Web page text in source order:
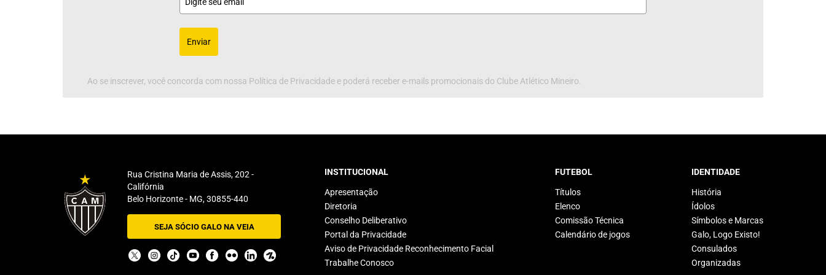
Enviar
Ao se inscrever, você concorda com nossa Política de Privacidade e poderá receber e-mails promocionais do Clube Atlético Mineiro.
Rua Cristina Maria de Assis, 202 -
Califórnia
Belo Horizonte - MG, 30855-440
SEJA SÓCIO GALO NA VEIA
INSTITUCIONAL
Apresentação
Diretoria
Conselho Deliberativo
Portal da Privacidade
Aviso de Privacidade Reconhecimento Facial
Trabalhe Conosco
FUTEBOL
Títulos
Elenco
Comissão Técnica
Calendário de jogos
IDENTIDADE
História
Ídolos
Símbolos e Marcas
Galo, Logo Existo!
Consulados
Organizadas